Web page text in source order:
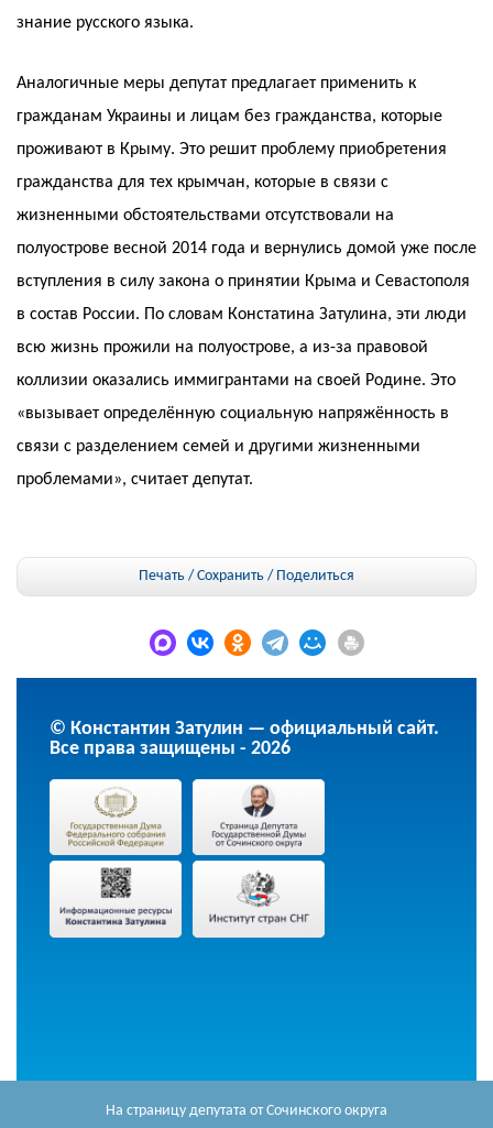
На страницу депутата от Сочинского округа
знание русского языка.
Аналогичные меры депутат предлагает применить к
гражданам Украины и лицам без гражданства, которые
проживают в Крыму. Это решит проблему приобретения
гражданства для тех крымчан, которые в связи с
жизненными обстоятельствами отсутствовали на
полуострове весной 2014 года и вернулись домой уже после
вступления в силу закона о принятии Крыма и Севастополя
в состав России. По словам Констатина Затулина, эти люди
всю жизнь прожили на полуострове, а из-за правовой
коллизии оказались иммигрантами на своей Родине. Это
«вызывает определённую социальную напряжённость в
связи с разделением семей и другими жизненными
проблемами», считает депутат.
Печать / Сохранить / Поделиться
© Константин Затулин — официальный сайт.
Все права защищены - 2026